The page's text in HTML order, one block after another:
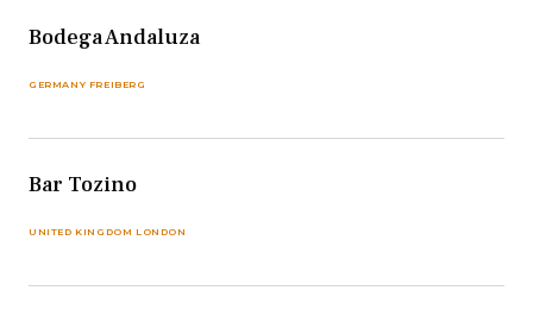
Bodega Andaluza
GERMANY FREIBERG
Bar Tozino
UNITED KINGDOM LONDON